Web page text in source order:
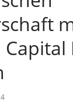
Capital